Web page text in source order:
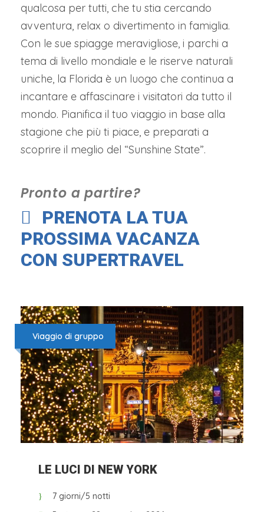
qualcosa per tutti, che tu stia cercando
avventura, relax o divertimento in famiglia.
Con le sue spiagge meravigliose, i parchi a
tema di livello mondiale e le riserve naturali
uniche, la Florida è un luogo che continua a
incantare e affascinare i visitatori da tutto il
mondo. Pianifica il tuo viaggio in base alla
stagione che più ti piace, e preparati a
scoprire il meglio del “Sunshine State”.
Pronto a partire?
PRENOTA LA TUA
PROSSIMA VACANZA
CON SUPERTRAVEL
Viaggio di gruppo
LE LUCI DI NEW YORK
7 giorni/5 notti